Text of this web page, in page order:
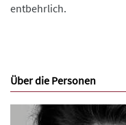
entbehrlich.
Über die Personen